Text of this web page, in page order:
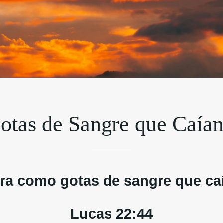
de Sangre que
como gotas de sangre que
Lucas 22:44